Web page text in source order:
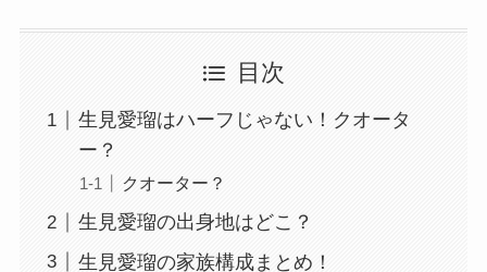
目次
生見愛瑠はハーフじゃない！クオータ
ー？
クオーター？
生見愛瑠の出身地はどこ？
生見愛瑠の家族構成まとめ！